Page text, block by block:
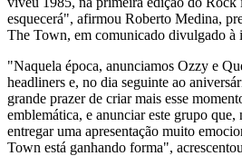
esquecerá", afirmou Roberto Medina,
The Town, em comunicado divulgado à
"Naquela época, anunciamos Ozzy e
headliners e, no dia seguinte ao
grande prazer de criar mais esse
emblemática, e anunciar este grupo
entregar uma apresentação muito
Town está ganhando forma",